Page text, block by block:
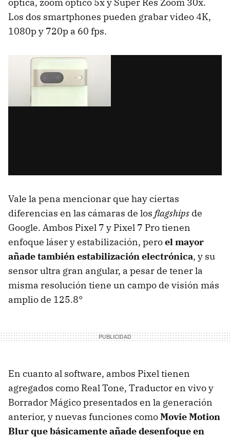
óptica, zoom óptico 5x y Super Res Zoom 30x.
Los dos smartphones pueden grabar video 4K,
1080p y 720p a 60 fps.
Vale la pena mencionar que hay ciertas
diferencias en las cámaras de los flagships de
Google. Ambos Pixel 7 y Pixel 7 Pro tienen
enfoque láser y estabilización, peroel mayor
añade también estabilización electrónica, y su
sensor ultra gran angular, a pesar de tener la
misma resolución tiene un campo de visión más
amplio de 125.8°
En cuanto al software, ambos Pixel tienen
agregados como Real Tone, Traductor en vivo y
Borrador Mágico presentados en la generación
anterior, y nuevas funciones comoMovie Motion
Blur que básicamente añade desenfoque en